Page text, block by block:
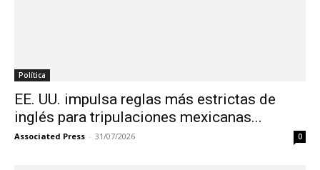
Política
EE. UU. impulsa reglas más estrictas de
inglés para tripulaciones mexicanas...
Associated Press - 31/07/2026 0